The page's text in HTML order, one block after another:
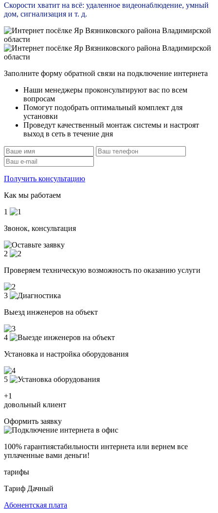
Скорости хватит на всё: удаленное видеонаблюдение, умный
дом, сигнализация и т. д.
Заполните форму обратной связи на подключение интернета
Наши менеджеры проконсультируют вас по всем
вопросам
Помогут подобрать оптимальный комплект для
установки
Проведут качественный монтаж системы и настроят
выход в сеть в течение дня
Получить консультацию
Как мы работаем
1
Звонок, консультация
2
Проверяем техническую возможность по оказанию услуги
3
Выезд инженеров на объект
4
Установка и настройка оборудования
5
+1
довольный клиент
Оформить заявку
100% гарантиястабильности интернета или вернем все
уплаченные вами деньги!
тарифы
Тариф Дачный
Абонентская плата